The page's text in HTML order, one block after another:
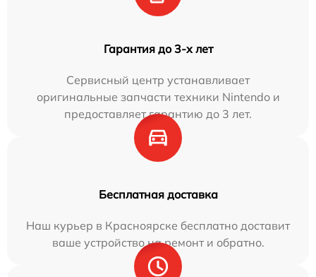
Гарантия до 3-х лет
Сервисный центр устанавливает
оригинальные запчасти техники Nintendo и
предоставляет гарантию до 3 лет.
Бесплатная доставка
Наш курьер в Красноярске бесплатно доставит
ваше устройство на ремонт и обратно.